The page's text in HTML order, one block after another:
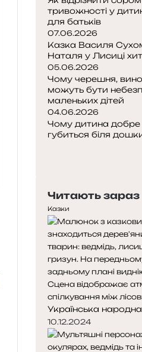
тривожності у
для батьків
07.06.2026
Казка Василя
Наталя у Лисиці
05.06.2026
Чому черешня,
можуть бути
маленьких дітей
04.06.2026
Чому дитина добре
губиться біля
Читають зараз
Казки
Українська
10.12.2024